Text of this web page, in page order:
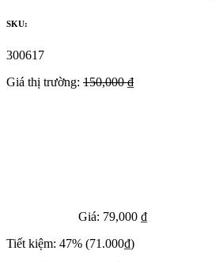
SKU:
300617
Giá thị trường: 150,000 ₫
Giá: 79,000 ₫
Tiết kiệm: 47% (71.000₫)